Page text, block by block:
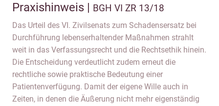
Praxishinweis | BGH VI ZR 13/18
Das Urteil des VI. Zivilsenats zum Schadensersatz bei
Durchführung lebenserhaltender Maßnahmen strahlt
weit in das Verfassungsrecht und die Rechtsethik hinein.
Die Entscheidung verdeutlicht zudem erneut die
rechtliche sowie praktische Bedeutung einer
Patientenverfügung. Damit der eigene Wille auch in
Zeiten, in denen die Äußerung nicht mehr eigenständig